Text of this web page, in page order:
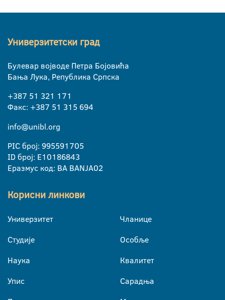
Универзитетски град
Булевар војводе Петра Бојовића
Бања Лука, Република Српска
+387 51 321 171
Факс: +387 51 315 694
info@unibl.org
PIC број: 995591705
ID број: E10186843
Еразмус код: BA BANJA02
Корисни линкови
Универзитет
Студије
Наука
Упис
Чланице
Особље
Квалитет
Сарадња